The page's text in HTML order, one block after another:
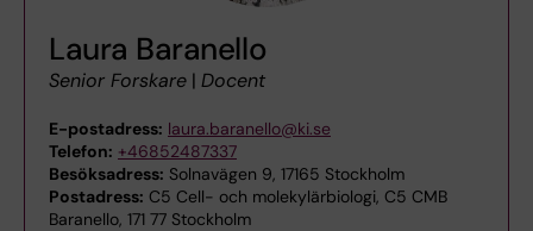
Laura Baranello
Senior Forskare | Docent
E-postadress: laura.baranello@ki.se
Telefon: +46852487337
Besöksadress: Solnavägen 9, 17165 Stockholm
Postadress: C5 Cell- och molekylärbiologi, C5 CMB
Baranello, 171 77 Stockholm